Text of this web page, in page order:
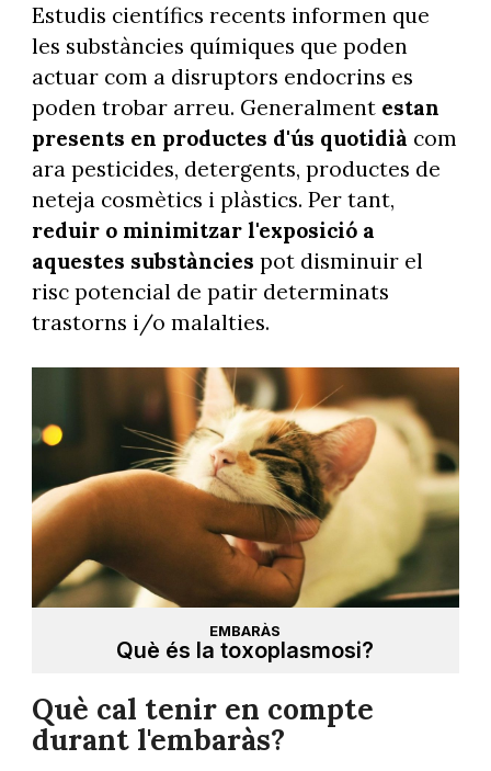
Estudis científics recents informen que
les substàncies químiques que poden
actuar com a disruptors endocrins es
poden trobar arreu. Generalment estan
presents en productes d'ús quotidià com
ara pesticides, detergents, productes de
neteja cosmètics i plàstics. Per tant,
reduir o minimitzar l'exposició a
aquestes substàncies pot disminuir el
risc potencial de patir determinats
trastorns i/o malalties.
EMBARÀS
Què és la toxoplasmosi?
Què cal tenir en compte
durant l'embaràs?